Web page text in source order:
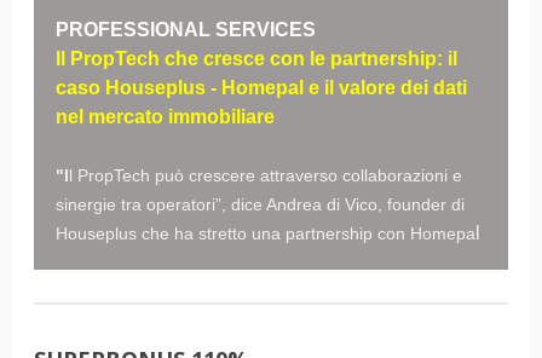
PROFESSIONAL SERVICES
Il PropTech che cresce con le partnership: il
caso Houseplus - Homepal e il valore dei dati
nel mercato immobiliare
"ll PropTech può crescere attraverso collaborazioni e
sinergie tra operatori”, dice Andrea di Vico, founder di
Houseplus che ha stretto una partnership con Homepa